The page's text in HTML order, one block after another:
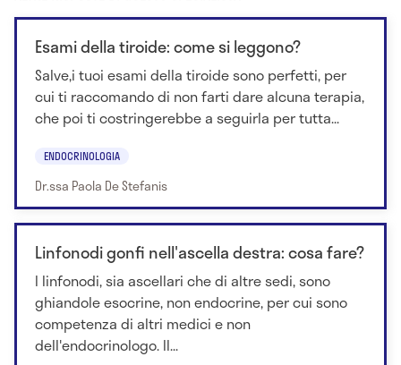
Esami della tiroide: come si leggono?
Salve,i tuoi esami della tiroide sono perfetti, per
cui ti raccomando di non farti dare alcuna terapia,
che poi ti costringerebbe a seguirla per tutta...
ENDOCRINOLOGIA
Dr.ssa Paola De Stefanis
Linfonodi gonfi nell'ascella destra: cosa fare?
I linfonodi, sia ascellari che di altre sedi, sono
ghiandole esocrine, non endocrine, per cui sono
competenza di altri medici e non
dell'endocrinologo. Il...